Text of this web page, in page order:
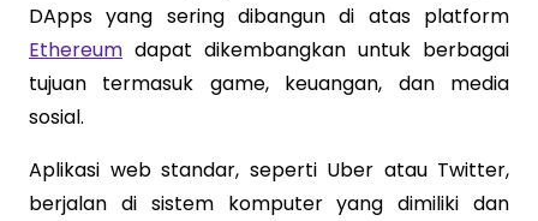
DApps yang sering dibangun di atas platform
Ethereum dapat dikembangkan untuk berbagai
tujuan termasuk game, keuangan, dan media
sosial.
Aplikasi web standar, seperti Uber atau Twitter,
berjalan di sistem komputer yang dimiliki dan